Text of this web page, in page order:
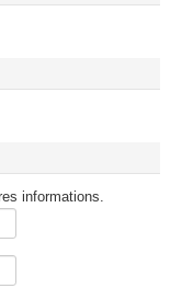
informations.